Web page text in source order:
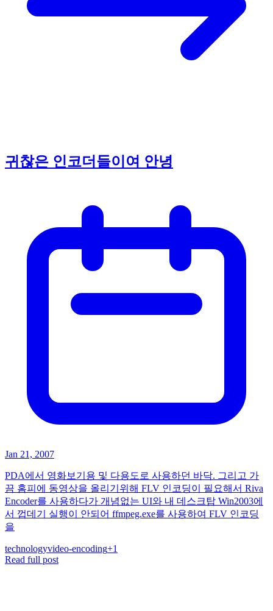
귀찮은 인코더들이여 안녕
Jan 21, 2007
PDA에서 영화보기용 및 다용도로 사용하던 바닥. 그리고 가
끔 홈피에 동영상을 올리기위해 FLV 인코딩이 필요해서 Riva
Encoder를 사용하다가 개념없는 UI와 내 데스크탑 Win2003에
서 껍데기 실행이 안되어 ffmpeg.exe를 사용하여 FLV 인코딩
을
technologyvideo-encoding+1
Read full post